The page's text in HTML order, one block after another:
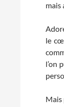
mais
le
l’on
Mais